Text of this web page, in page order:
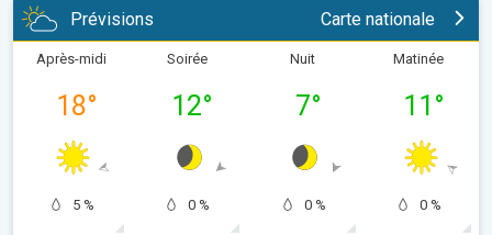
Prévisions Carte nationale
Après-midi
18°
5 %
Soirée
12°
0 %
Nuit
7°
0 %
Matinée
11 °
0 %